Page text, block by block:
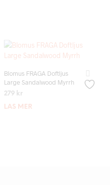
Blomus FRAGA Doftljus
Large Sandalwood Myrrh
279 kr
LÄS MER